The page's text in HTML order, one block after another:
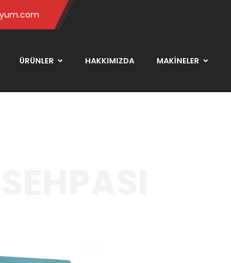
ÜRÜNLER HAKKIMIZDA MAKİNELER